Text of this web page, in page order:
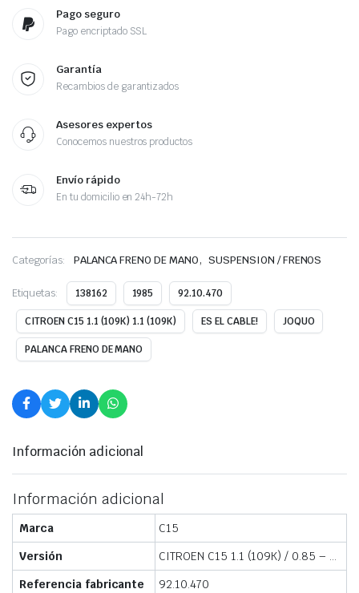
Pago seguro
Pago encriptado SSL
Garantía
Recambios de garantizados
Asesores expertos
Conocemos nuestros productos
Envío rápido
En tu domicilio en 24h-72h
Categorías: PALANCA FRENO DE MANO, SUSPENSION / FRENOS
Etiquetas: 138162 1985 92.10.470
CITROEN C15 1.1 (109K) 1.1 (109K) ES EL CABLE! JOQUO
PALANCA FRENO DE MANO
Información adicional
Información adicional
Marca
C15
Versión
CITROEN C15 1.1 (109K) / 0.85 – …
Referencia fabricante
92.10.470